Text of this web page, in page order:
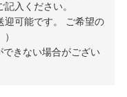
入ください。
可能です。 ご希望の
きない場合がござい